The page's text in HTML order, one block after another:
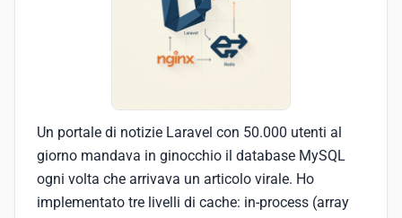
Un portale di notizie Laravel con 50.000 utenti al
giorno mandava in ginocchio il database MySQL
ogni volta che arrivava un articolo virale. Ho
implementato tre livelli di cache: in-process (array